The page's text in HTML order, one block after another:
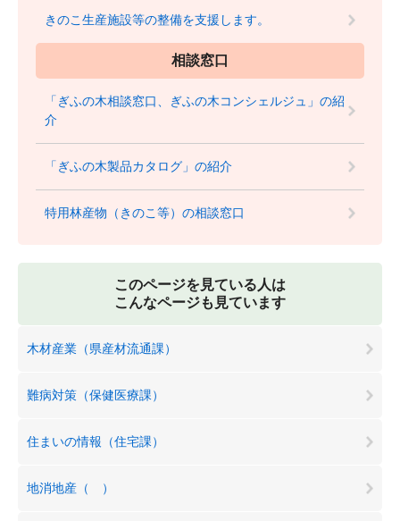
きのこ生産施設等の整備を支援します。
相談窓口
「ぎふの木相談窓口、ぎふの木コンシェルジュ」の紹
介
「ぎふの木製品カタログ」の紹介
特用林産物（きのこ等）の相談窓口
このページを見ている人は
こんなページも見ています
木材産業（県産材流通課）
難病対策（保健医療課）
住まいの情報（住宅課）
地消地産（ ）